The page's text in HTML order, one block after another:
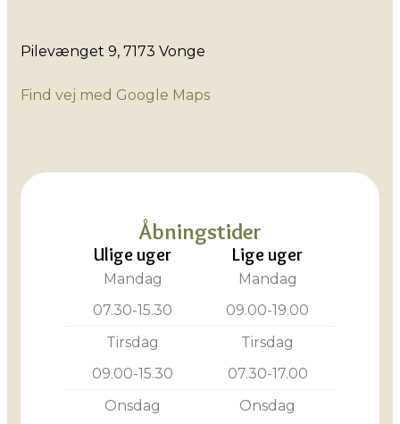
​Pilevænget 9, 7173 Vonge
Find vej med Google Maps
Åbningstider
Ulige uger
Mandag
07.30-15.30
Tirsdag
09.00-15.30
Onsdag
Lige uger
Mandag
09.00-19.00
Tirsdag
07.30-17.00
Onsdag